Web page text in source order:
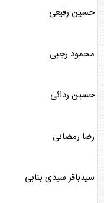
حسین رفیعی
محمود رجبی
حسین ردائی
رضا رمضانی
سیدباقر سیدی بنابی